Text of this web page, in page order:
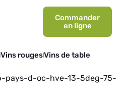
Commander
en ligne
Vins rougesVins de table